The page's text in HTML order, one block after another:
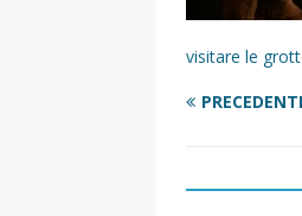
visitare le